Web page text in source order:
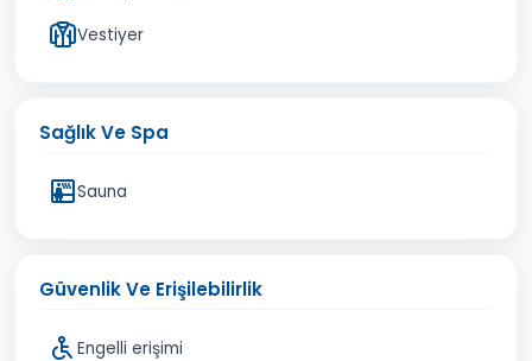
Vestiyer
Sağlık Ve Spa
Sauna
Güvenlik Ve Erişilebilirlik
Engelli erişimi